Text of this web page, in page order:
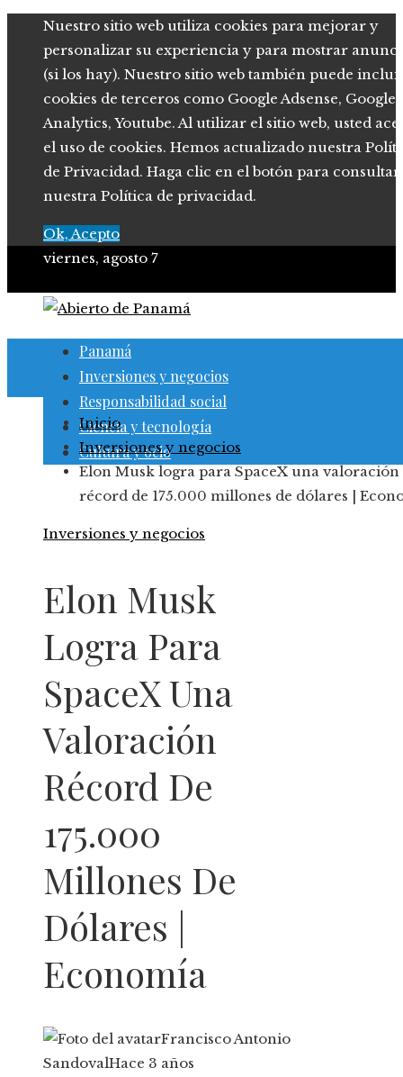
Nuestro sitio web utiliza cookies para mejorar y
personalizar su experiencia y para mostrar
(si los hay). Nuestro sitio web también puede
cookies de terceros como Google Adsense, Google
Analytics, Youtube. Al utilizar el sitio web, usted
el uso de cookies. Hemos actualizado nuestra
de Privacidad. Haga clic en el botón para consultar
nuestra Política de privacidad.
Ok, Acepto
viernes, agosto 7
Panamá
Inversiones y negocios
Responsabilidad social
Ciencia y tecnología
Cultura y ocio
Inicio
Inversiones y negocios
Elon Musk logra para SpaceX una valoración
récord de 175.000 millones de dólares |
Inversiones y negocios
Elon Musk
Logra Para
SpaceX Una
Valoración
Récord De
175.000
Millones De
Dólares |
Economía
Francisco Antonio
SandovalHace 3 años